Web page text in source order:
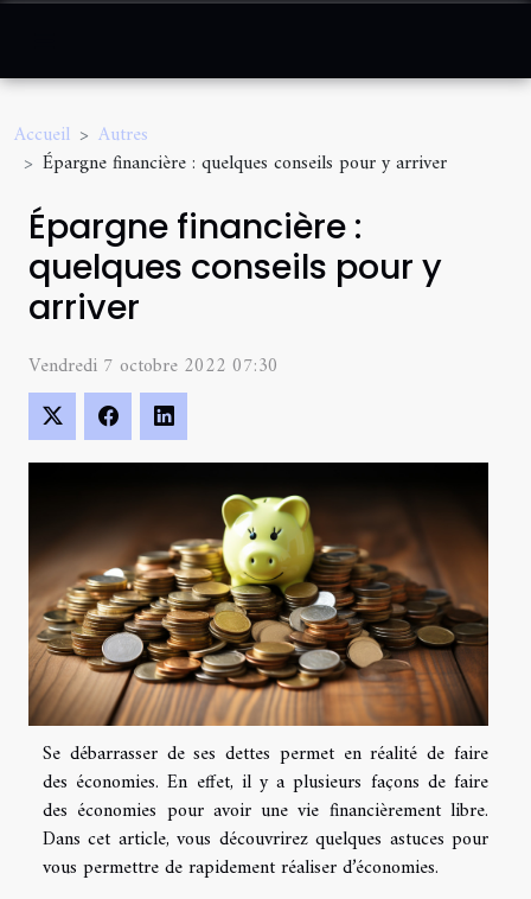
Accueil
Autres
Épargne financière : quelques conseils pour y arriver
Épargne financière :
quelques conseils pour y
arriver
Vendredi 7 octobre 2022 07:30
Se débarrasser de ses dettes permet en réalité de faire
des économies. En effet, il y a plusieurs façons de faire
des économies pour avoir une vie financièrement libre.
Dans cet article, vous découvrirez quelques astuces pour
vous permettre de rapidement réaliser d’économies.